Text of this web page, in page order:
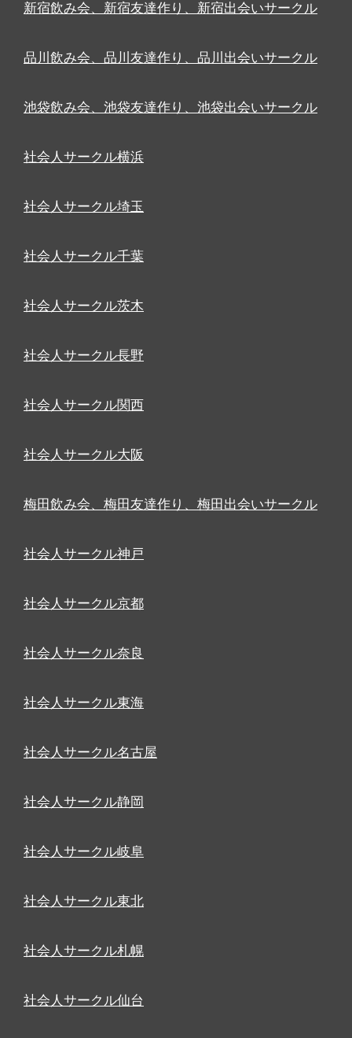
新宿飲み会、新宿友達作り、新宿出会いサークル
品川飲み会、品川友達作り、品川出会いサークル
池袋飲み会、池袋友達作り、池袋出会いサークル
社会人サークル横浜
社会人サークル埼玉
社会人サークル千葉
社会人サークル茨木
社会人サークル長野
社会人サークル関西
社会人サークル大阪
梅田飲み会、梅田友達作り、梅田出会いサークル
社会人サークル神戸
社会人サークル京都
社会人サークル奈良
社会人サークル東海
社会人サークル名古屋
社会人サークル静岡
社会人サークル岐阜
社会人サークル東北
社会人サークル札幌
社会人サークル仙台